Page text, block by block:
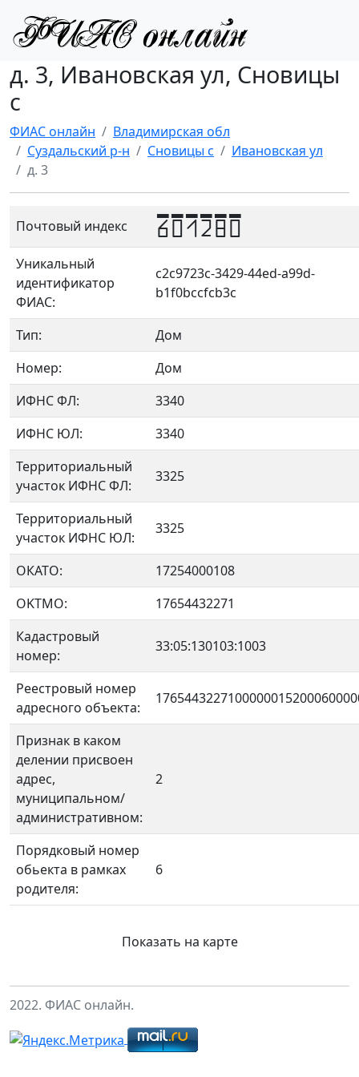
д. 3, Ивановская ул, Сновицы
с
ФИАС онлайн
Владимирская обл
Суздальский р-н
Сновицы с
Ивановская ул
д. 3
Почтовый индекс 601280
Уникальный
идентификатор
ФИАС:
c2c9723c-3429-44ed-a99d-
b1f0bccfcb3c
Тип:
Дом
Номер:
Дом
ИФНС ФЛ:
3340
ИФНС ЮЛ:
3340
Территориальный
участок ИФНС ФЛ:
3325
Территориальный
участок ИФНС ЮЛ:
3325
ОКАТО:
17254000108
OKTMO:
17654432271
Кадастровый
номер:
33:05:130103:1003
Реестровый номер
адресного объекта:
Признак в каком
делении присвоен
адрес,
муниципальном/
административном:
2
Порядковый номер
обьекта в рамках
родителя:
6
Показать на карте
2022. ФИАС онлайн.